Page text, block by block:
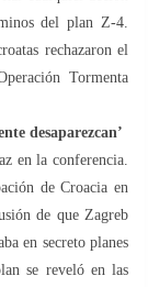
del plan Z-4.
rechazaron el
Tormenta
desaparezcan’
en la conferencia.
de Croacia en
de que Zagreb
en secreto planes
se reveló en las